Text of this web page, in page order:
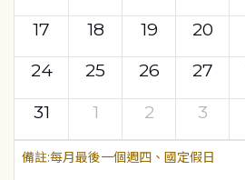
17
18 19 20
24
25 26 27
31
1 2 3
每月最後一個週四、國定假日